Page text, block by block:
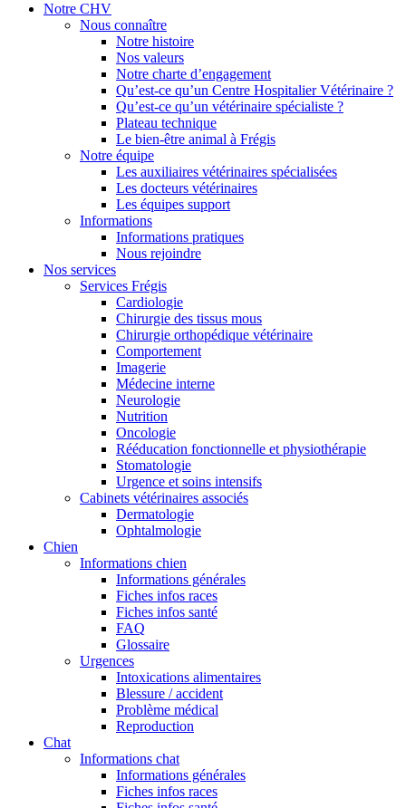
Notre CHV
Nous connaître
Notre histoire
Nos valeurs
Notre charte d’engagement
Qu’est-ce qu’un Centre Hospitalier Vétérinaire ?
Qu’est-ce qu’un vétérinaire spécialiste ?
Plateau technique
Le bien-être animal à Frégis
Notre équipe
Les auxiliaires vétérinaires spécialisées
Les docteurs vétérinaires
Les équipes support
Informations
Informations pratiques
Nous rejoindre
Nos services
Services Frégis
Cardiologie
Chirurgie des tissus mous
Chirurgie orthopédique vétérinaire
Comportement
Imagerie
Médecine interne
Neurologie
Nutrition
Oncologie
Rééducation fonctionnelle et physiothérapie
Stomatologie
Urgence et soins intensifs
Cabinets vétérinaires associés
Dermatologie
Ophtalmologie
Chien
Informations chien
Informations générales
Fiches infos races
Fiches infos santé
FAQ
Glossaire
Urgences
Intoxications alimentaires
Blessure / accident
Problème médical
Reproduction
Chat
Informations chat
Informations générales
Fiches infos races